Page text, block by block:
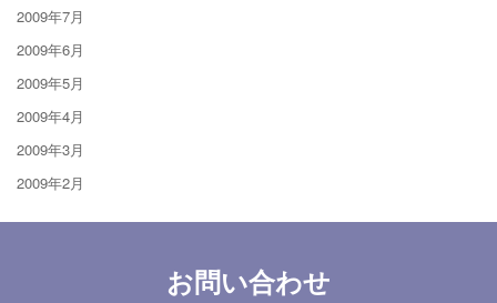
2009年7月
2009年6月
2009年5月
2009年4月
2009年3月
2009年2月
お問い合わせ